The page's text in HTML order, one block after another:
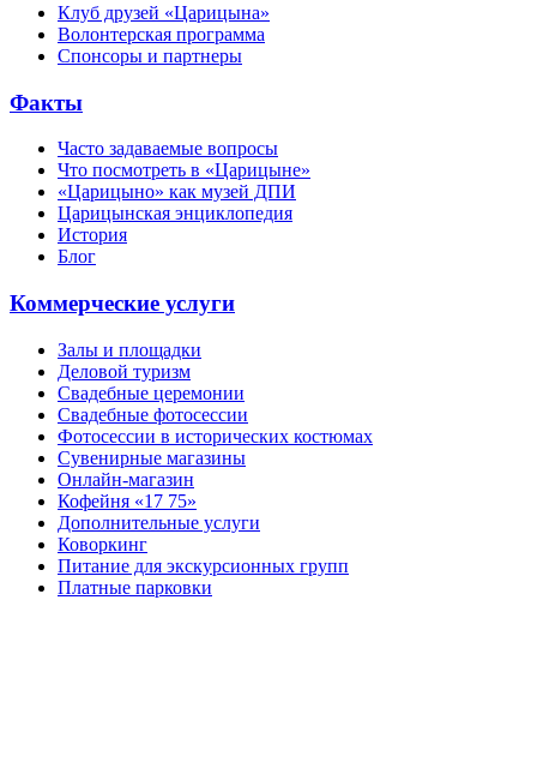
Клуб друзей «Царицына»
Волонтерская программа
Спонсоры и партнеры
Факты
Часто задаваемые вопросы
Что посмотреть в «Царицыне»
«Царицыно» как музей ДПИ
Царицынская энциклопедия
История
Блог
Коммерческие услуги
Залы и площадки
Деловой туризм
Свадебные церемонии
Свадебные фотосессии
Фотосессии в исторических костюмах
Сувенирные магазины
Онлайн-магазин
Кофейня «17 75»
Дополнительные услуги
Коворкинг
Питание для экскурсионных групп
Платные парковки